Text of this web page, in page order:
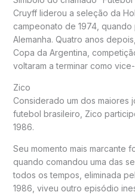
Cruyff liderou a seleção da
campeonato de 1974,
Alemanha. Quatro anos
Copa da Argentina,
voltaram a terminar como
Zico
Considerado um dos maiores
futebol brasileiro, Zico
1986.
Seu momento mais marcante
quando comandou uma das
todos os tempos, eliminada
1986, viveu outro episódio